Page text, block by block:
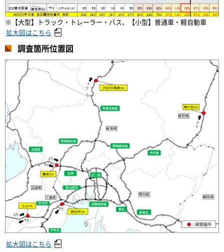
※【大型】トラック・トレーラー・バス、【小型】普通車・軽自動車
拡大図はこちら
調査箇所位置図
拡大図はこちら